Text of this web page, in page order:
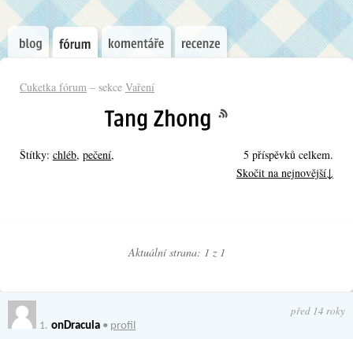
Cuketka fórum – sekce Vaření
Štítky: chléb, pečení,
5 příspěvků celkem.
Skočit na nejnovější↓
Aktuální strana: 1 z 1
1. onDracula • profil
před 14 roky